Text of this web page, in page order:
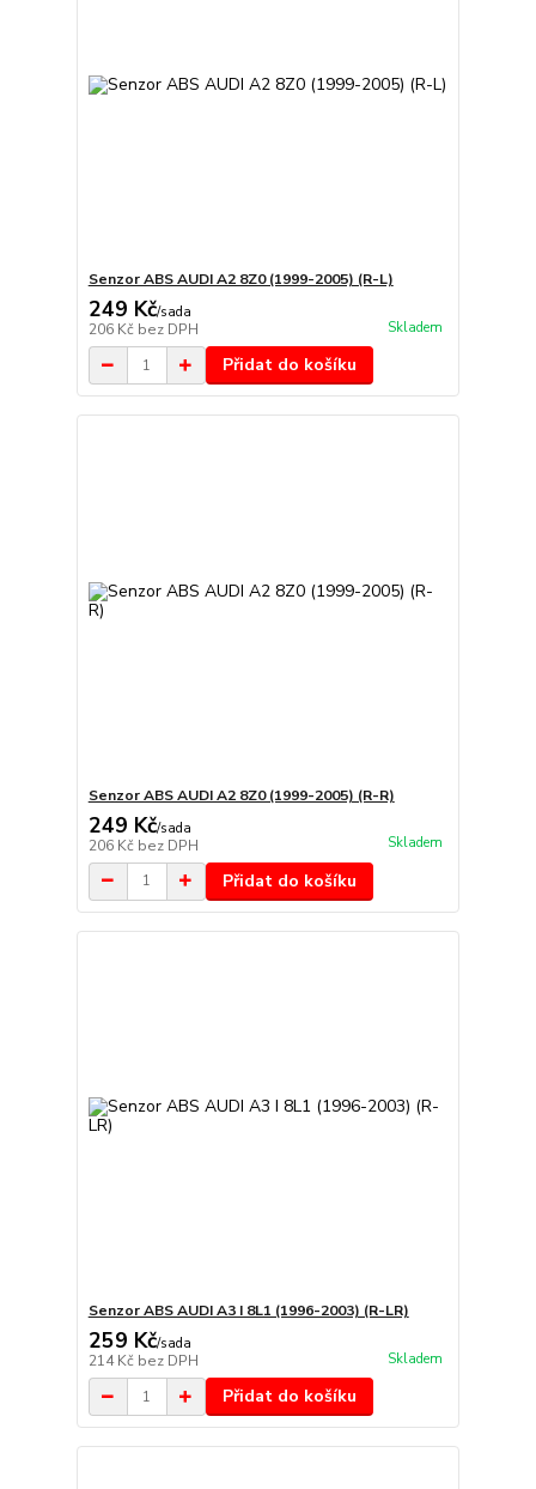
Senzor ABS AUDI A2 8Z0 (1999-2005) (R-L)
249 Kč/sada
206 Kč bez DPH Skladem
Přidat do košíku
Senzor ABS AUDI A2 8Z0 (1999-2005) (R-R)
249 Kč/sada
206 Kč bez DPH Skladem
Přidat do košíku
Senzor ABS AUDI A3 I 8L1 (1996-2003) (R-LR)
259 Kč/sada
214 Kč bez DPH Skladem
Přidat do košíku